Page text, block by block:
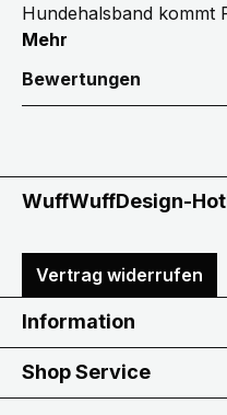
Hundehalsband kommt
Mehr
Bewertungen
WuffWuffDesign-
Vertrag widerrufen
Information
Shop Service